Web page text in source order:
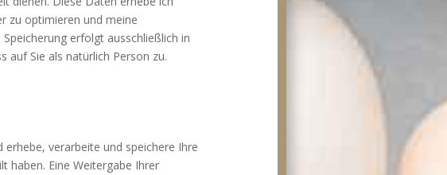
zu optimieren und meine
erfolgt ausschließlich in
auf Sie als natürlich Person zu.
verarbeite und speichere Ihre
haben. Eine Weitergabe Ihrer